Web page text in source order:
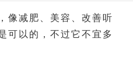
减肥、美容、改善听
可以的，不过它不宜多